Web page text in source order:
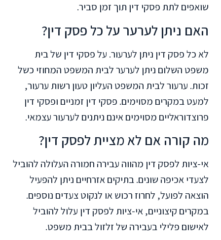
שואפים לתת פסקי דין תוך זמן סביר.
האם ניתן לערער על כל פסק דין?
לא כל פסק דין ניתן לערעור. על פסקי דין של בית
משפט השלום ניתן לערער לבית המשפט המחוזי כשל
זכות. ערעור לבית המשפט העליון טעון רשות ערעור,
למעט במקרים מסוימים. פסקי דין זמניים ופסקי דין
פרוצדוראליים מסוימים אינם ניתנים לערעור עצמאי.
מה קורה אם לא מציית לפסק דין?
אי-ציות לפסק דין מהווה עבירה חמורה העלולה להוביל
לצעדי אכיפה שונים. בתיקים אזרחיים ניתן להפעיל
הוצאה לפועל, לחרוז רכוש או לנקוט צעדים נוספים.
במקרים קיצוניים, אי-ציות לפסק דין עלול להוביל
לאישום פלילי בעבירה של זלזול בבית משפט.